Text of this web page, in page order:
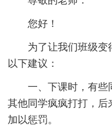
您好！
为了让我们班级变
以下建议：
一、下课时，有些
其他同学疯疯打打，后
加以惩罚。